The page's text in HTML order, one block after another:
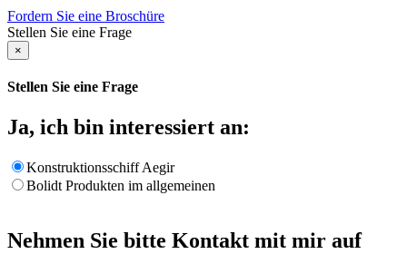
Fordern Sie eine Broschüre
Stellen Sie eine Frage
×
Stellen Sie eine Frage
Ja, ich bin interessiert an:
Konstruktionsschiff Aegir
Bolidt Produkten im allgemeinen
Nehmen Sie bitte Kontakt mit mir auf